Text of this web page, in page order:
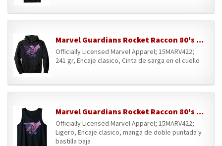
Marvel Guardians Rocket Raccon 80's Retro Sudadera con Capucha
Officially Licensed Marvel Apparel; 15MARV422;
241 gr, Encaje clasico, Cinta de sarga en el cuello
Marvel Guardians Rocket Raccon 80's Retro Camiseta sin Mangas
Officially Licensed Marvel Apparel; 15MARV422;
Ligero, Encaje clasico, manga de doble puntada y
bastilla baja